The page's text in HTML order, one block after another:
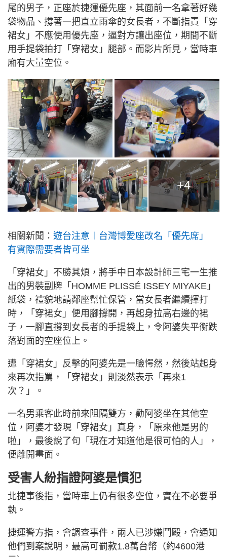
尾的男子，正座於捷運優先座，其面前一名拿著好幾
袋物品、撐著一把直立雨傘的女長者，不斷指責「穿
裙女」不應使用優先座，逼對方讓出座位，期間不斷
用手提袋拍打「穿裙女」腿部。而影片所見，當時車
廂有大量空位。
+4
相關新聞： 遊台注意︱台灣博愛座改名「優先席」
有實際需要者皆可坐
「穿裙女」不勝其煩，將手中日本設計師三宅一生推
出的男裝副牌「HOMME PLISSÉ ISSEY MIYAKE」
紙袋，禮貌地請鄰座幫忙保管，當女長者繼續揮打
時，「穿裙女」便用腳撐開，再起身拉高右邊的裙
子，一腳直撐到女長者的手提袋上，令阿婆失平衡跌
落對面的空座位上。
遭「穿裙女」反擊的阿婆先是一臉愕然，然後站起身
來再次指罵，「穿裙女」則淡然表示「再來1
次？」。
一名男乘客此時前來阻隔雙方，勸阿婆坐在其他空
位，阿婆才發現「穿裙女」真身，「原來他是男的
啦」，最後說了句「現在才知道他是很可怕的人」，
便離開畫面。
受害人紛指證阿婆是慣犯
北捷事後指，當時車上仍有很多空位，實在不必要爭
執。
捷運警方指，會調查事件，兩人已涉嫌鬥毆，會通知
他們到案說明，最高可罰款1.8萬台幣（約4600港